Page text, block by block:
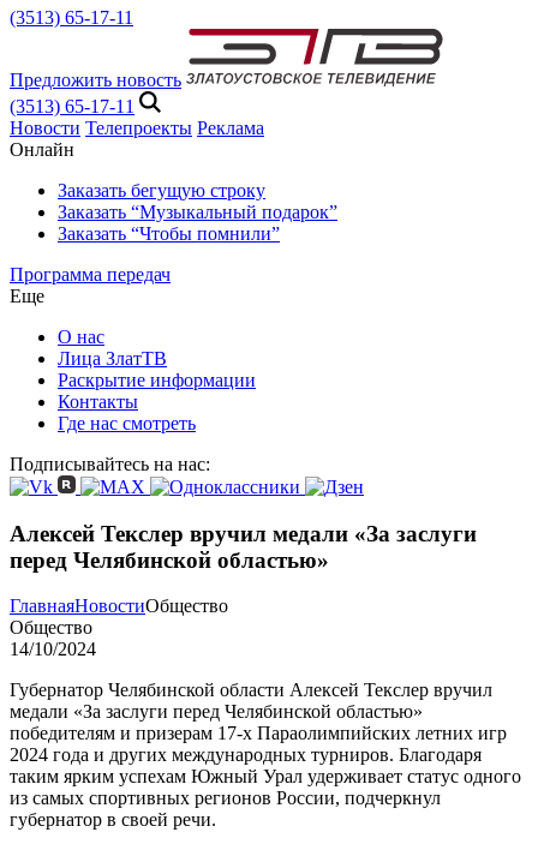
(3513) 65-17-11
Предложить новость
(3513) 65-17-11
Новости Телепроекты Реклама
Онлайн
Заказать бегущую строку
Заказать “Музыкальный подарок”
Заказать “Чтобы помнили”
Программа передач
Еще
О нас
Лица ЗлатТВ
Раскрытие информации
Контакты
Где нас смотреть
Подписывайтесь на нас:
Алексей Текслер вручил медали «За заслуги
перед Челябинской областью»
ГлавнаяНовостиОбщество
Общество
14/10/2024
Губернатор Челябинской области Алексей Текслер вручил
медали «За заслуги перед Челябинской областью»
победителям и призерам 17-х Параолимпийских летних игр
2024 года и других международных турниров. Благодаря
таким ярким успехам Южный Урал удерживает статус одного
из самых спортивных регионов России, подчеркнул
губернатор в своей речи.